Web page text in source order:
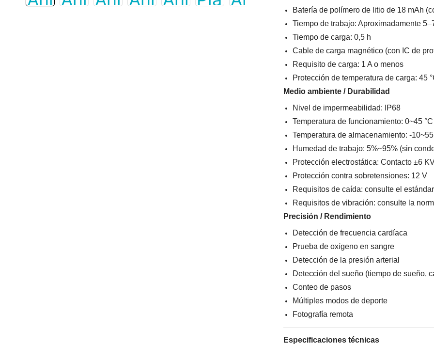
Batería de polímero de litio de 18 mAh
Tiempo de trabajo: Aproximadamente
Tiempo de carga: 0,5 h
Cable de carga magnético (con IC de
Requisito de carga: 1 A o menos
Protección de temperatura de carga: 45
Medio ambiente / Durabilidad
Nivel de impermeabilidad: IP68
Temperatura de funcionamiento: 0~45 °C
Temperatura de almacenamiento: -
Humedad de trabajo: 5%~95% (sin
Protección electrostática: Contacto ±6
Protección contra sobretensiones: 12 V
Requisitos de caída: consulte el
Requisitos de vibración: consulte la
Precisión / Rendimiento
Detección de frecuencia cardíaca
Prueba de oxígeno en sangre
Detección de la presión arterial
Detección del sueño (tiempo de sueño,
Conteo de pasos
Múltiples modos de deporte
Fotografía remota
Especificaciones técnicas